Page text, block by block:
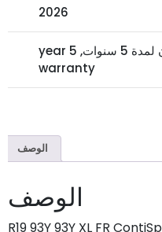
2026
ضمان لمدة 5 سنوات, 5 year
warranty
الوصف
الوصف
225/40 R19 93Y 93Y XL FR